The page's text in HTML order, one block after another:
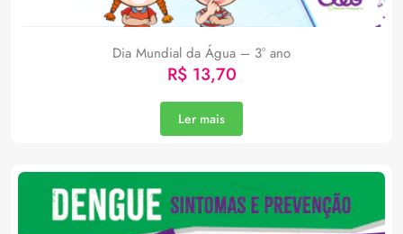
Dia Mundial da Água – 3° ano
R$13,70
Ler mais